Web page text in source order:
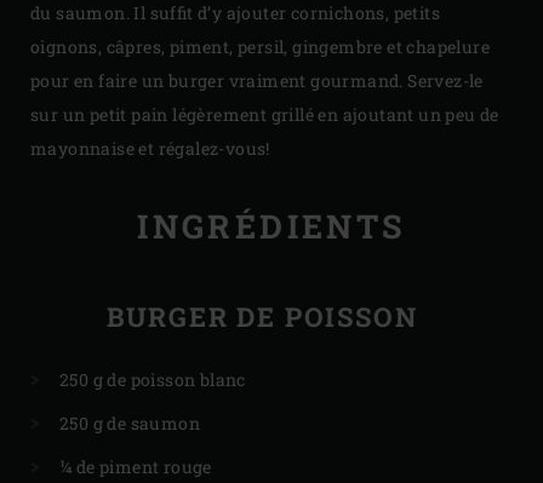
du saumon. Il suffit d’y ajouter cornichons, petits
oignons, câpres, piment, persil, gingembre et chapelure
pour en faire un burger vraiment gourmand. Servez-le
sur un petit pain légèrement grillé en ajoutant un peu de
mayonnaise et régalez-vous!
INGRÉDIENTS
BURGER DE POISSON
250 g de poisson blanc
250 g de saumon
¼ de piment rouge